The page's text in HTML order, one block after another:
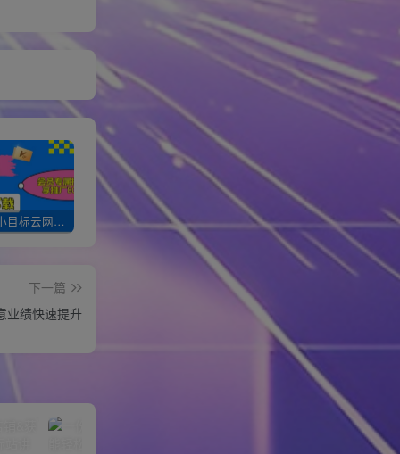
加入一个小目标云网创会员，全站资源免费学习。更可享受推广高达80%分佣！ XXX云网创【VIP会员专属交流群】 加盟一个小目标网创，搭建同款项目资源站，实现月入10w+！！
下一篇
业绩快速提升